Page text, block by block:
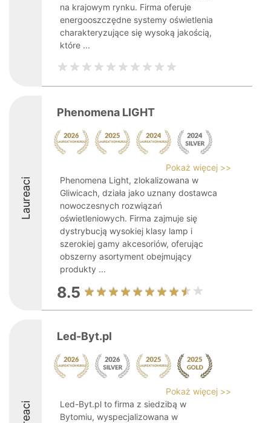
na krajowym rynku. Firma oferuje
energooszczędne systemy oświetlenia
charakteryzujące się wysoką jakością,
które ...
Laureaci
Phenomena LIGHT
Pokaż więcej >>
Phenomena Light, zlokalizowana w
Gliwicach, działa jako uznany dostawca
nowoczesnych rozwiązań
oświetleniowych. Firma zajmuje się
dystrybucją wysokiej klasy lamp i
szerokiej gamy akcesoriów, oferując
obszerny asortyment obejmujący
produkty ...
8.5
Led-Byt.pl
Pokaż więcej >>
Led-Byt.pl to firma z siedzibą w
Bytomiu, wyspecjalizowana w